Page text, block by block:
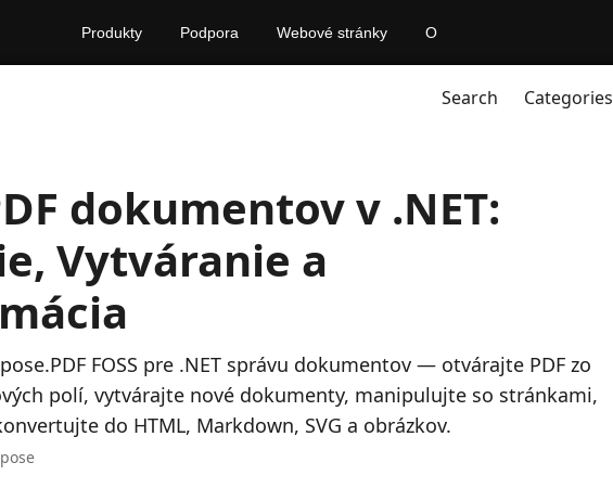
Produkty Podpora Webové stránky O
Search Categories
dokumentov v .NET:
Vytváranie a
FOSS pre .NET správu dokumentov — otvárajte PDF zo
polí, vytvárajte nové dokumenty, manipulujte so stránkami,
do HTML, Markdown, SVG a obrázkov.